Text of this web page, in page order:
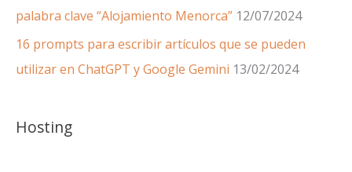
palabra clave “Alojamiento Menorca” 12/07/2024
16 prompts para escribir artículos que se pueden
utilizar en ChatGPT y Google Gemini 13/02/2024
Hosting